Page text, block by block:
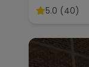
/ 5.0 (40)